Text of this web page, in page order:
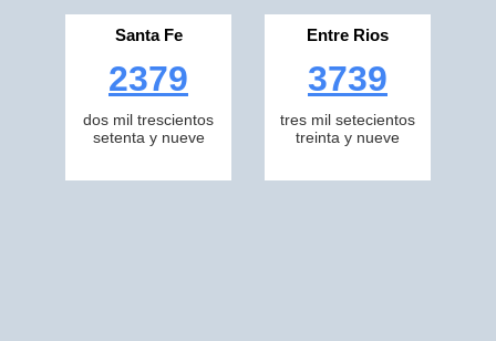
Santa Fe
2379
dos mil trescientos
setenta y nueve
Entre Rios
3739
tres mil setecientos
treinta y nueve